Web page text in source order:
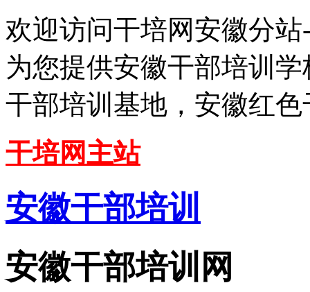
欢迎访问干培网安徽分
为您提供安徽干部培训
干部培训基地，安徽红
干培网主站
安徽干部培训
安徽干部培训网